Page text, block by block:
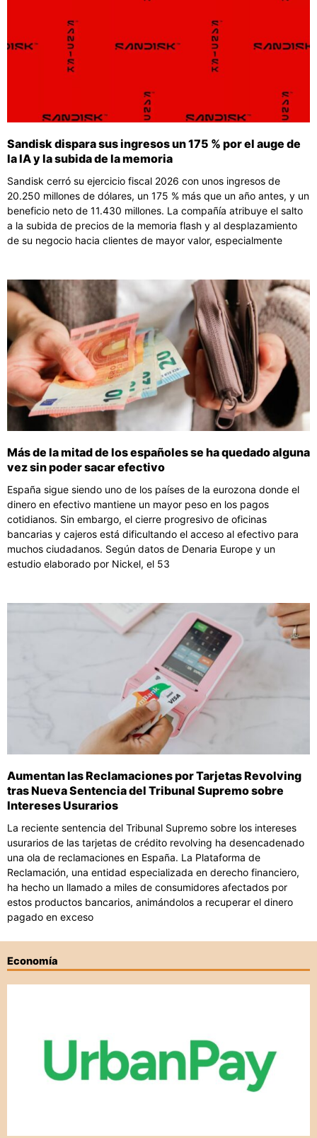
Sandisk dispara sus ingresos un 175 % por el auge de
la IA y la subida de la memoria
Sandisk cerró su ejercicio fiscal 2026 con unos ingresos de
20.250 millones de dólares, un 175 % más que un año antes, y un
beneficio neto de 11.430 millones. La compañía atribuye el salto
a la subida de precios de la memoria flash y al desplazamiento
de su negocio hacia clientes de mayor valor, especialmente
Más de la mitad de los españoles se ha quedado alguna
vez sin poder sacar efectivo
España sigue siendo uno de los países de la eurozona donde el
dinero en efectivo mantiene un mayor peso en los pagos
cotidianos. Sin embargo, el cierre progresivo de oficinas
bancarias y cajeros está dificultando el acceso al efectivo para
muchos ciudadanos. Según datos de Denaria Europe y un
estudio elaborado por Nickel, el 53
Aumentan las Reclamaciones por Tarjetas Revolving
tras Nueva Sentencia del Tribunal Supremo sobre
Intereses Usurarios
La reciente sentencia del Tribunal Supremo sobre los intereses
usurarios de las tarjetas de crédito revolving ha desencadenado
una ola de reclamaciones en España. La Plataforma de
Reclamación, una entidad especializada en derecho financiero,
ha hecho un llamado a miles de consumidores afectados por
estos productos bancarios, animándolos a recuperar el dinero
pagado en exceso
Economía